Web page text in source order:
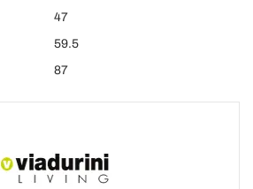
47
59.5
87